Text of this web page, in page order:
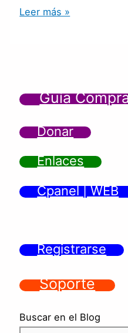
Leer más »
Guía
Donar
Enlaces
Cpanel | WEB
Registrarse
Soporte
Buscar en el Blog